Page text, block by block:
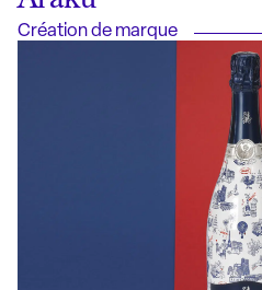
Création de marque